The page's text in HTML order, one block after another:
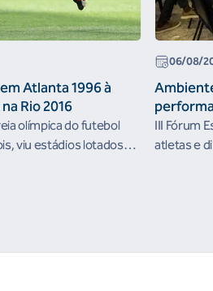
Atlanta 1996 à
Rio 2016
olímpica do futebol
viu estádios lotados
06/08/
III Fórum
atletas e